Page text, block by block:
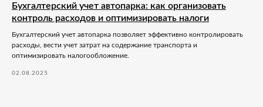
Бухгалтерский учет автопарка: как организовать
контроль расходов и оптимизировать налоги
Бухгалтерский учет автопарка позволяет эффективно контролировать
расходы, вести учет затрат на содержание транспорта и
оптимизировать налогообложение.
02.08.2025